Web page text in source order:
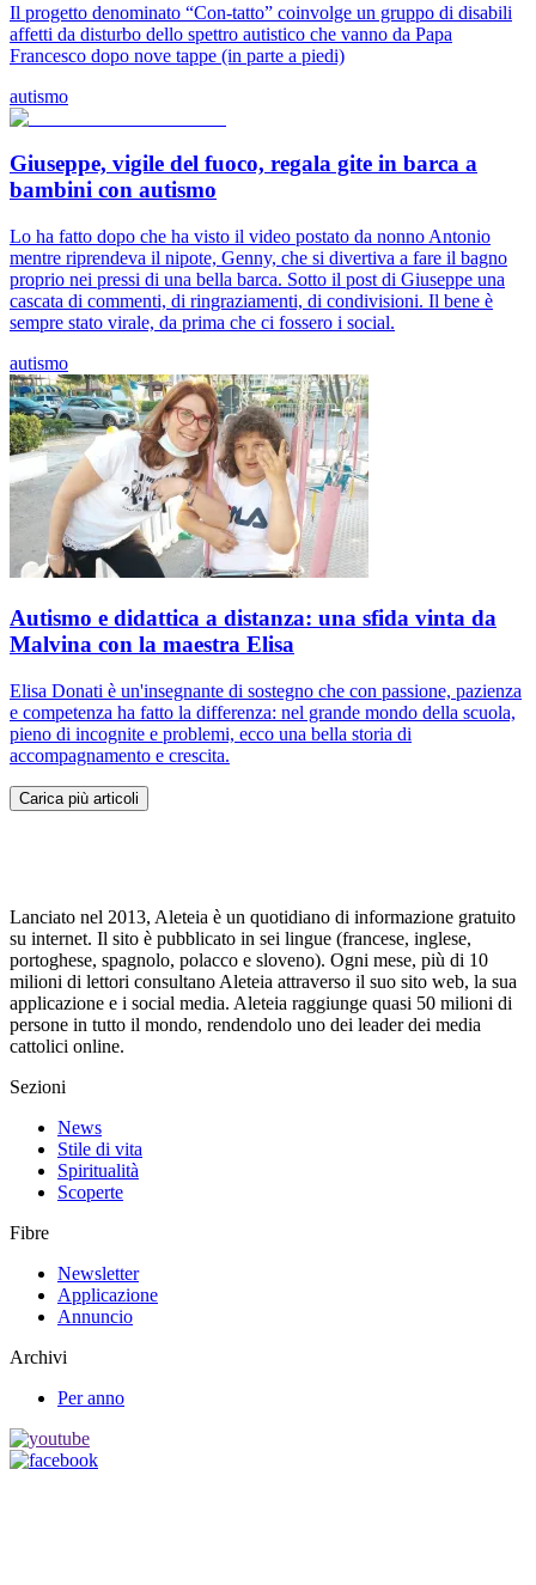
Il progetto denominato “Con-tatto” coinvolge un gruppo di disabili
affetti da disturbo dello spettro autistico che vanno da Papa
Francesco dopo nove tappe (in parte a piedi)
autismo
Giuseppe, vigile del fuoco, regala gite in barca a
bambini con autismo
Lo ha fatto dopo che ha visto il video postato da nonno Antonio
mentre riprendeva il nipote, Genny, che si divertiva a fare il bagno
proprio nei pressi di una bella barca. Sotto il post di Giuseppe una
cascata di commenti, di ringraziamenti, di condivisioni. Il bene è
sempre stato virale, da prima che ci fossero i social.
autismo
Autismo e didattica a distanza: una sfida vinta da
Malvina con la maestra Elisa
Elisa Donati è un'insegnante di sostegno che con passione, pazienza
e competenza ha fatto la differenza: nel grande mondo della scuola,
pieno di incognite e problemi, ecco una bella storia di
accompagnamento e crescita.
Carica più articoli
Lanciato nel 2013, Aleteia è un quotidiano di informazione gratuito
su internet. Il sito è pubblicato in sei lingue (francese, inglese,
portoghese, spagnolo, polacco e sloveno). Ogni mese, più di 10
milioni di lettori consultano Aleteia attraverso il suo sito web, la sua
applicazione e i social media. Aleteia raggiunge quasi 50 milioni di
persone in tutto il mondo, rendendolo uno dei leader dei media
cattolici online.
Sezioni
News
Stile di vita
Spiritualità
Scoperte
Fibre
Newsletter
Applicazione
Annuncio
Archivi
Per anno